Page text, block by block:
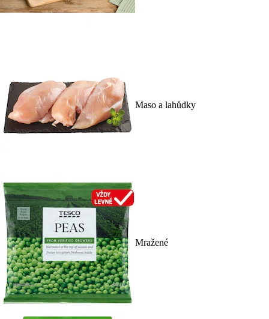
Maso a lahůdky
Mražené